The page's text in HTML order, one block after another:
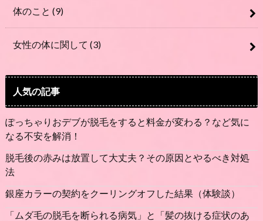
体のこと (9)
女性の体に関して (3)
人気の記事
ぽっちゃりおデブが脱毛をすると料金が変わる？など気に
なる不安を解消！
脱毛後の赤みは放置して大丈夫？その原因とやるべき対処
法
銀座カラーの契約をクーリングオフした結果（体験談）
「ムダ毛の脱毛を断られる病気」と「髪の抜ける症状のあ